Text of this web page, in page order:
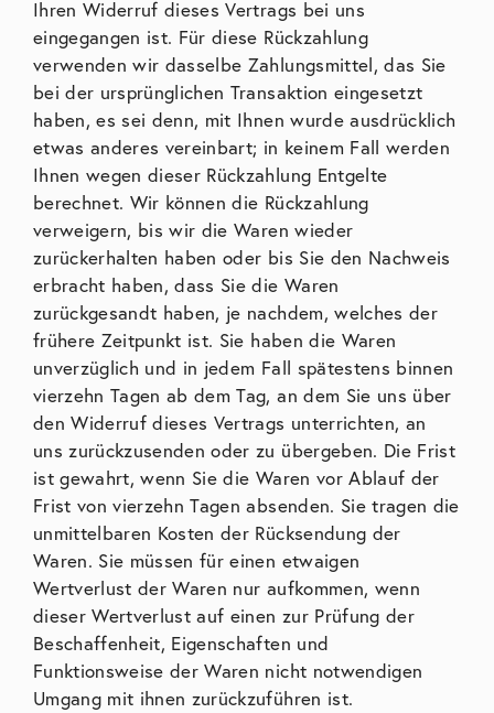
Ihren Widerruf dieses Vertrags bei uns
eingegangen ist. Für diese Rückzahlung
verwenden wir dasselbe Zahlungsmittel, das Sie
bei der ursprünglichen Transaktion eingesetzt
haben, es sei denn, mit Ihnen wurde ausdrücklich
etwas anderes vereinbart; in keinem Fall werden
Ihnen wegen dieser Rückzahlung Entgelte
berechnet. Wir können die Rückzahlung
verweigern, bis wir die Waren wieder
zurückerhalten haben oder bis Sie den Nachweis
erbracht haben, dass Sie die Waren
zurückgesandt haben, je nachdem, welches der
frühere Zeitpunkt ist. Sie haben die Waren
unverzüglich und in jedem Fall spätestens binnen
vierzehn Tagen ab dem Tag, an dem Sie uns über
den Widerruf dieses Vertrags unterrichten, an
uns zurückzusenden oder zu übergeben. Die Frist
ist gewahrt, wenn Sie die Waren vor Ablauf der
Frist von vierzehn Tagen absenden. Sie tragen die
unmittelbaren Kosten der Rücksendung der
Waren. Sie müssen für einen etwaigen
Wertverlust der Waren nur aufkommen, wenn
dieser Wertverlust auf einen zur Prüfung der
Beschaffenheit, Eigenschaften und
Funktionsweise der Waren nicht notwendigen
Umgang mit ihnen zurückzuführen ist.